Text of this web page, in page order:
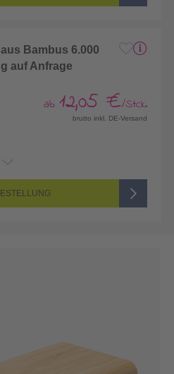
Bambus 6.000
auf Anfrage
ab 12,05 €/Stck.
brutto inkl. DE-Versand